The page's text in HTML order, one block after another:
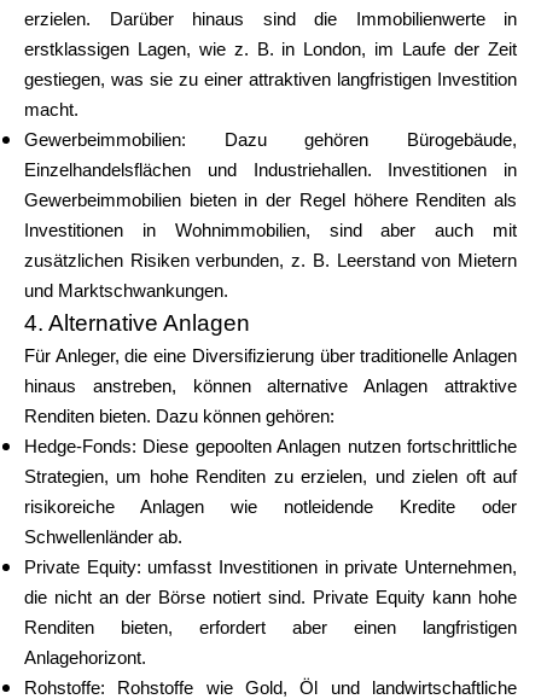
erzielen. Darüber hinaus sind die Immobilienwerte in
erstklassigen Lagen, wie z. B. in London, im Laufe der Zeit
gestiegen, was sie zu einer attraktiven langfristigen Investition
macht.
Gewerbeimmobilien: Dazu gehören Bürogebäude,
Einzelhandelsflächen und Industriehallen. Investitionen in
Gewerbeimmobilien bieten in der Regel höhere Renditen als
Investitionen in Wohnimmobilien, sind aber auch mit
zusätzlichen Risiken verbunden, z. B. Leerstand von Mietern
und Marktschwankungen.
4. Alternative Anlagen
Für Anleger, die eine Diversifizierung über traditionelle Anlagen
hinaus anstreben, können alternative Anlagen attraktive
Renditen bieten. Dazu können gehören:
Hedge-Fonds: Diese gepoolten Anlagen nutzen fortschrittliche
Strategien, um hohe Renditen zu erzielen, und zielen oft auf
risikoreiche Anlagen wie notleidende Kredite oder
Schwellenländer ab.
Private Equity: umfasst Investitionen in private Unternehmen,
die nicht an der Börse notiert sind. Private Equity kann hohe
Renditen bieten, erfordert aber einen langfristigen
Anlagehorizont.
Rohstoffe: Rohstoffe wie Gold, Öl und landwirtschaftliche